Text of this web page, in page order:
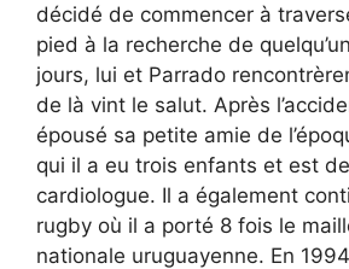
décidé de commencer à
pied à la recherche de
jours, lui et Parrado
de là vint le salut. Après
épousé sa petite amie de
qui il a eu trois enfants et est
cardiologue. Il a également
rugby où il a porté 8 fois le
nationale uruguayenne. En